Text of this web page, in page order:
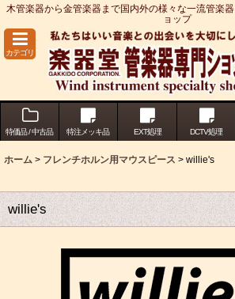
木管楽器から金管楽器まで国内外の様々な一流管楽
ョップ
カテゴリ
特価品 / 中古品 特注メッキ品 EXT処理 DCTV処理
ホーム > フレンチホルン用マウスピース > willie's
willie's